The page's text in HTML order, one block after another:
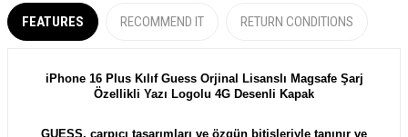
FEATURES RECOMMEND IT RETURN CONDITIONS
iPhone 16 Plus Kılıf Guess Orjinal Lisanslı Magsafe Şarj
Özellikli Yazı Logolu 4G Desenli Kapak
GUESS, çarpıcı tasarımları ve özgün bitişleriyle tanınır ve